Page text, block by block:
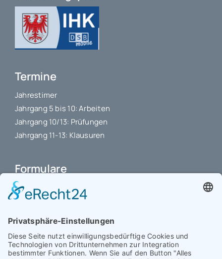
Termine
Jahrestimer
Jahrgang 5 bis 10: Arbeiten
Jahrgang 10/13: Prüfungen
Jahrgang 11-13: Klausuren
Formulare
Schulbuchkauf Schuljahr 2026-2027
Antrag auf Erstattung von Auslagen
Interner L-S-Beschwerdezettel
Antrag auf Freistellung vom Unterricht
Antrag für selbstständigen Heimweg bei Unwohlsein